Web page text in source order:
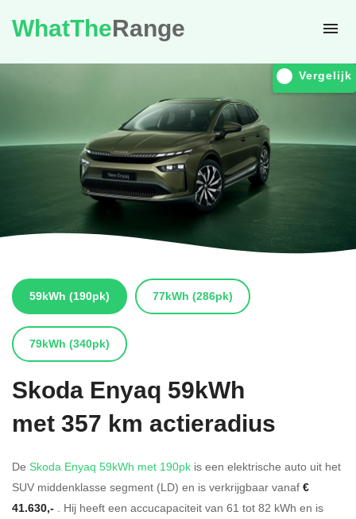
WhatTheRange
Vergelijk
59kWh (190pk) 77kWh (286pk)
79kWh (340pk)
Skoda Enyaq 59kWh
met 357 km actieradius
De Skoda Enyaq 59kWh met 190pk is een elektrische auto uit het
SUV middenklasse segment (LD) en is verkrijgbaar vanaf €
41.630,- . Hij heeft een accucapaciteit van 61 tot 82 kWh en is